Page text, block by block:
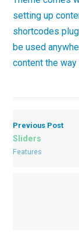
setting up
shortcodes
be used
content the way
Previous Post
Sliders
Features